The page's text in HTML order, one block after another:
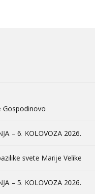
Gospodinovo
– 6. KOLOVOZA 2026.
svete Marije Velike
– 5. KOLOVOZA 2026.